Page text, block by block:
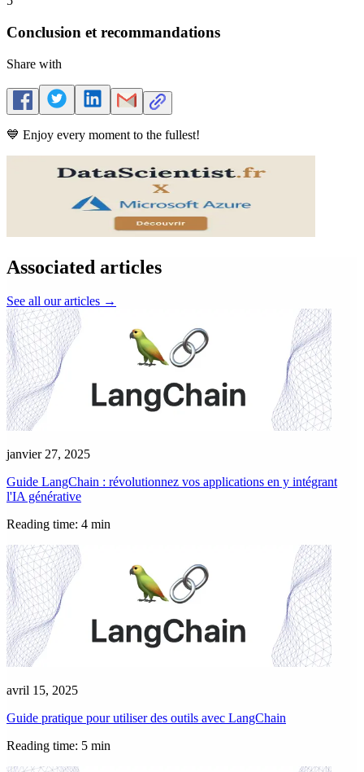
Conclusion et recommandations
Share with
💙 Enjoy every moment to the fullest!
Associated articles
See all our articles →
janvier 27, 2025
Guide LangChain : révolutionnez vos applications en y intégrant
l'IA générative
Reading time: 4 min
avril 15, 2025
Guide pratique pour utiliser des outils avec LangChain
Reading time: 5 min